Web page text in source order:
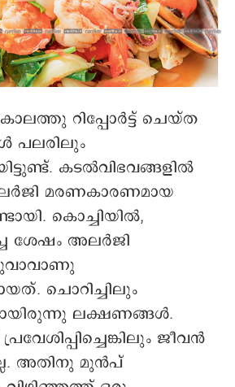
റിപ്പോർട്ട് ചെയ്ത
പലരിലും
കടൽവിഭവങ്ങളിൽ
മരണകാരണമായ
കൊച്ചിയിൽ,
ശേഷം അലർജി
ചൊറിച്ചിലും
ലക്ഷണങ്ങൾ.
ജീവൻ
അതിനു മുൻപ്